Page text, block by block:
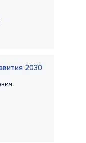
2030
e-mail)